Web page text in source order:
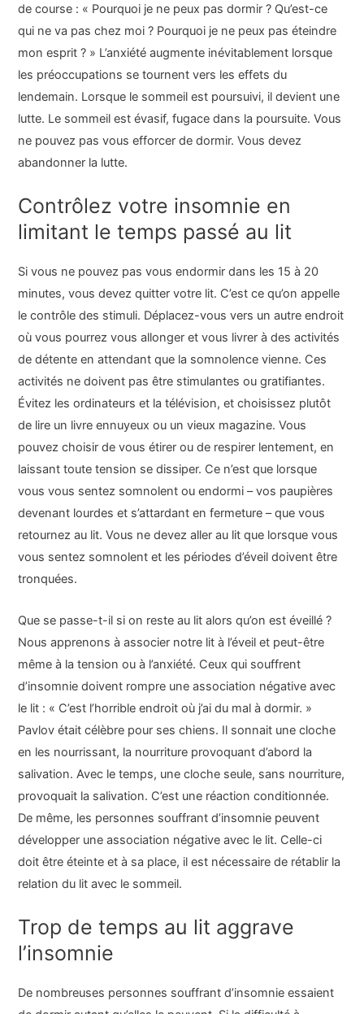
de course : « Pourquoi je ne peux pas dormir ? Qu’est-ce
qui ne va pas chez moi ? Pourquoi je ne peux pas éteindre
mon esprit ? » L’anxiété augmente inévitablement lorsque
les préoccupations se tournent vers les effets du
lendemain. Lorsque le sommeil est poursuivi, il devient une
lutte. Le sommeil est évasif, fugace dans la poursuite. Vous
ne pouvez pas vous efforcer de dormir. Vous devez
abandonner la lutte.
Contrôlez votre insomnie en
limitant le temps passé au lit
Si vous ne pouvez pas vous endormir dans les 15 à 20
minutes, vous devez quitter votre lit. C’est ce qu’on appelle
le contrôle des stimuli. Déplacez-vous vers un autre endroit
où vous pourrez vous allonger et vous livrer à des activités
de détente en attendant que la somnolence vienne. Ces
activités ne doivent pas être stimulantes ou gratifiantes.
Évitez les ordinateurs et la télévision, et choisissez plutôt
de lire un livre ennuyeux ou un vieux magazine. Vous
pouvez choisir de vous étirer ou de respirer lentement, en
laissant toute tension se dissiper. Ce n’est que lorsque
vous vous sentez somnolent ou endormi – vos paupières
devenant lourdes et s’attardant en fermeture – que vous
retournez au lit. Vous ne devez aller au lit que lorsque vous
vous sentez somnolent et les périodes d’éveil doivent être
tronquées.
Que se passe-t-il si on reste au lit alors qu’on est éveillé ?
Nous apprenons à associer notre lit à l’éveil et peut-être
même à la tension ou à l’anxiété. Ceux qui souffrent
d’insomnie doivent rompre une association négative avec
le lit : « C’est l’horrible endroit où j’ai du mal à dormir. »
Pavlov était célèbre pour ses chiens. Il sonnait une cloche
en les nourrissant, la nourriture provoquant d’abord la
salivation. Avec le temps, une cloche seule, sans nourriture,
provoquait la salivation. C’est une réaction conditionnée.
De même, les personnes souffrant d’insomnie peuvent
développer une association négative avec le lit. Celle-ci
doit être éteinte et à sa place, il est nécessaire de rétablir la
relation du lit avec le sommeil.
Trop de temps au lit aggrave
l’insomnie
De nombreuses personnes souffrant d’insomnie essaient